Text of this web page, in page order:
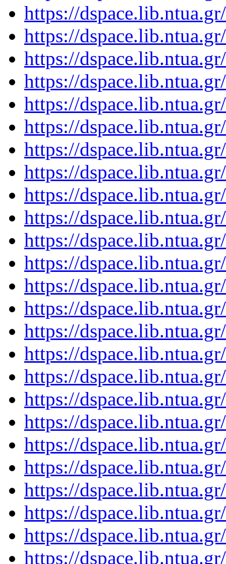
https://
https://
https://
https://
https://
https://
https://
https://
https://
https://
https://
https://
https://
https://
https://
https://
https://
https://
https://
https://
https://
https://
https://
https://
https://